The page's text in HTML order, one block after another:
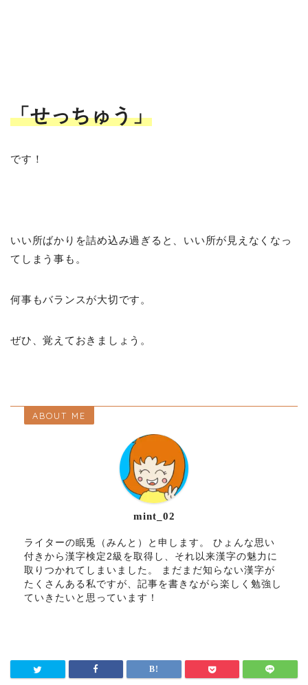
「せっちゅう」
です！
いい所ばかりを詰め込み過ぎると、いい所が見えなくなっ
てしまう事も。
何事もバランスが大切です。
ぜひ、覚えておきましょう。
ABOUT ME
mint_02
ライターの眠兎（みんと）と申します。 ひょんな思い
付きから漢字検定2級を取得し、それ以来漢字の魅力に
取りつかれてしまいました。 まだまだ知らない漢字が
たくさんある私ですが、記事を書きながら楽しく勉強し
ていきたいと思っています！